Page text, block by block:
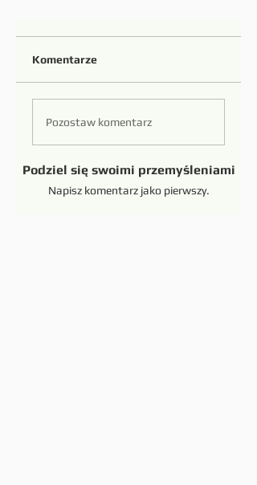
Komentarze
Pozostaw komentarz
Podziel się swoimi przemyśleniami
Napisz komentarz jako pierwszy.